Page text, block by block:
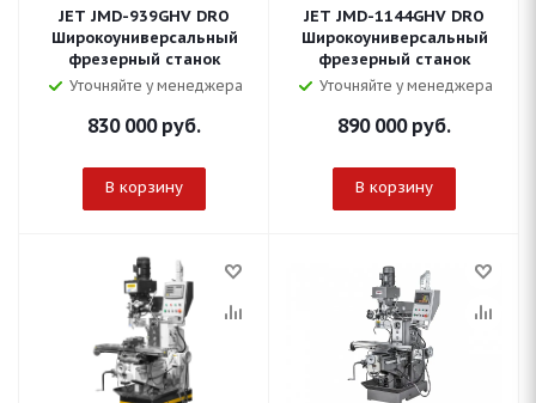
JET JMD-939GHV DRO
Широкоуниверсальный
фрезерный станок
Уточняйте у менеджера
830 000руб.
В корзину
JET JMD-1144GHV DRO
Широкоуниверсальный
фрезерный станок
Уточняйте у менеджера
890 000руб.
В корзину